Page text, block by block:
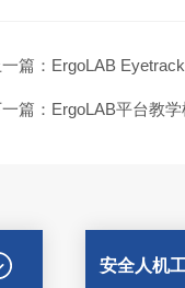
一篇： ErgoLAB
篇： ErgoLAB平台教
安全人机